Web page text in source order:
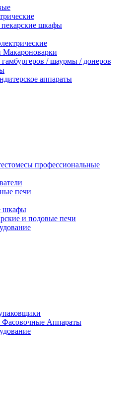
шкафы
Макароноварки
/ шаурмы / донеров
аппараты
профессиональные
печи
шкафы
и подовые печи
Фасовочные Аппараты